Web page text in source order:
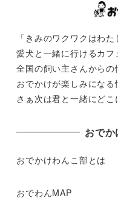
「きみのワクワクはわた
愛犬と一緒に行けるカ
全国の飼い主さんからの
おでかけが楽しみになる
さぁ次は君と一緒にどこ
おで
おでかけわんこ部とは
おでわんMAP